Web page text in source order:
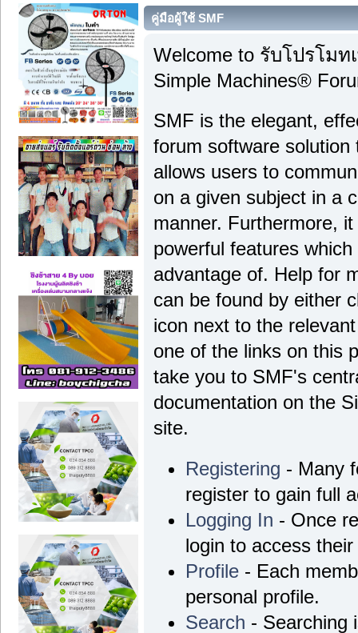
คู่มือผู้ใช้ SMF
Welcome to รับโปรโมท
Simple Machines®
SMF is the elegant,
forum software
allows users to
on a given subject in a
manner. Furthermore,
powerful features
advantage of. Help for
can be found by either
icon next to the
one of the links on this
take you to SMF's
documentation on the
site.
Registering - Many
register to gain full
Logging In - Once
login to access
Profile - Each
personal profile.
Search - Searching